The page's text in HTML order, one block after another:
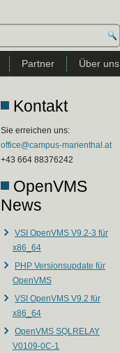
Partner Über uns
Kontakt
Sie erreichen uns:
office@campus-marienthal.at
+43 664 88376242
OpenVMS
News
VSI OpenVMS V9.2-3 für
x86_64
PHP Versionsupdate für
OpenVMS
VSI OpenVMS V9.2 für
x86_64
OpenVMS SQLRELAY
V0109-0C-1